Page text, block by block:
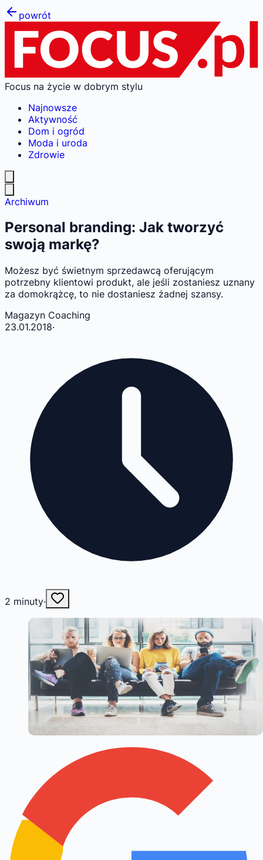
powrót
Focus na życie w dobrym stylu
Najnowsze
Aktywność
Dom i ogród
Moda i uroda
Zdrowie
Archiwum
Personal branding: Jak tworzyć
swoją markę?
Możesz być świetnym sprzedawcą oferującym
potrzebny klientowi produkt, ale jeśli zostaniesz uznany
za domokrążcę, to nie dostaniesz żadnej szansy.
Magazyn Coaching
23.01.2018·
2 minuty·